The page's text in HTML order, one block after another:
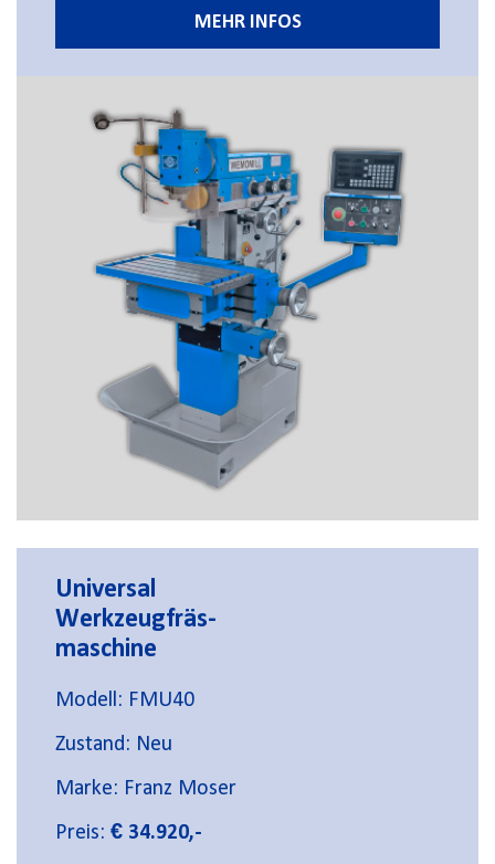
MEHR INFOS
Universal
Werkzeugfräs-
maschine
Modell: FMU40
Zustand: Neu
Marke: Franz Moser
Preis: € 34.920,-